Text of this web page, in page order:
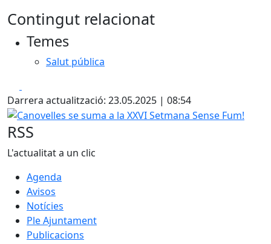
Contingut relacionat
Temes
Salut pública
Darrera actualització: 23.05.2025 | 08:54
Canovelles se suma a la XXVI Setmana Sense Fum!
RSS
L'actualitat a un clic
Agenda
Avisos
Notícies
Ple Ajuntament
Publicacions